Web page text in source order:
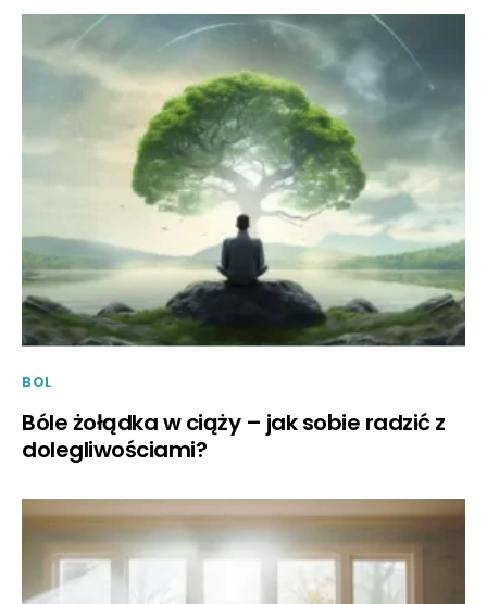
BOL
Bóle żołądka w ciąży – jak sobie radzić z
dolegliwościami?